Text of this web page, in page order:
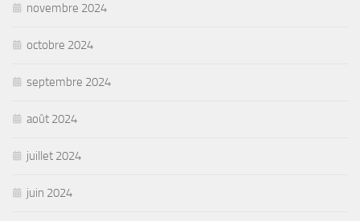
novembre 2024
octobre 2024
septembre 2024
août 2024
juillet 2024
juin 2024